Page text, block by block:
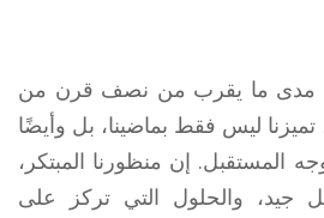
مدى ما يقرب من نصف قرن من
تميزنا ليس فقط بماضينا، بل وأيضًا
المستقبل. إن منظورنا المبتكر،
جيد، والحلول التي تركز على